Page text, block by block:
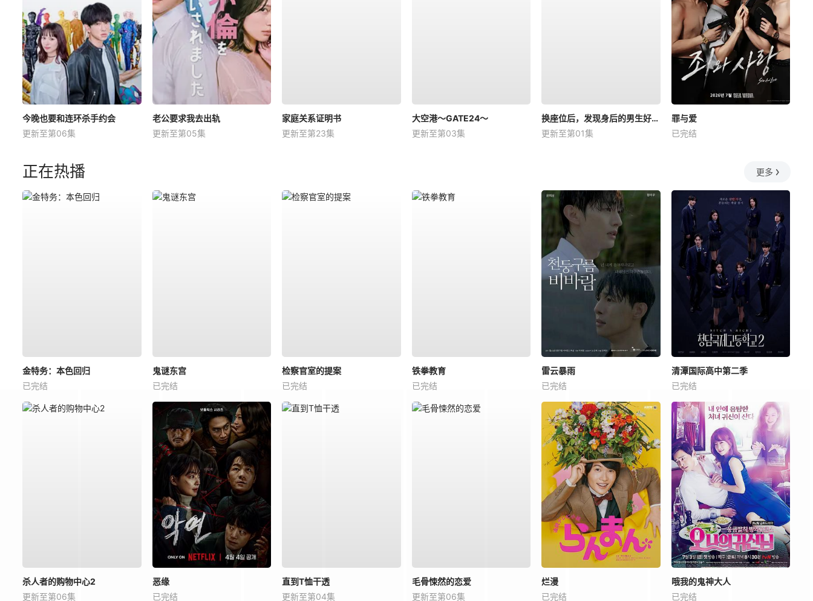
今晚也要和连环杀手约会
更新至第06集
老公要求我去出轨
更新至第05集
家庭关系证明书
更新至第23集
大空港～GATE24～
更新至第03集
换座位后，发现身后的男生好像喜欢我
更新至第01集
罪与爱
已完结
正在热播 更多
金特务：本色回归
已完结
鬼谜东宫
已完结
检察官室的提案
已完结
铁拳教育
已完结
雷云暴雨
已完结
清潭国际高中第二季
已完结
杀人者的购物中心2
更新至第06集
恶缘
已完结
直到T恤干透
更新至第04集
毛骨悚然的恋爱
更新至第06集
烂漫
已完结
哦我的鬼神大人
已完结